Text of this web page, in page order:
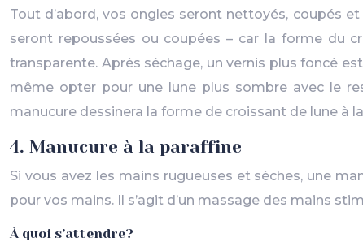
Tout d’abord, vos ongles seront nettoyés, coupés
seront repoussées ou coupées – car la forme du
transparente. Après séchage, un vernis plus foncé
même opter pour une lune plus sombre avec le
manucure dessinera la forme de croissant de lune à
4. Manucure à la paraffine
Si vous avez les mains rugueuses et sèches, une
pour vos mains. Il s’agit d’un massage des mains
À quoi s’attendre?